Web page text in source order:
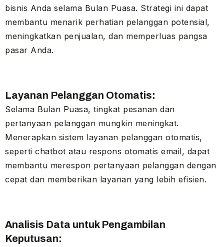
bisnis Anda selama Bulan Puasa. Strategi ini dapat
membantu menarik perhatian pelanggan potensial,
meningkatkan penjualan, dan memperluas pangsa
pasar Anda.
Layanan Pelanggan Otomatis:
Selama Bulan Puasa, tingkat pesanan dan
pertanyaan pelanggan mungkin meningkat.
Menerapkan sistem layanan pelanggan otomatis,
seperti chatbot atau respons otomatis email, dapat
membantu merespon pertanyaan pelanggan dengan
cepat dan memberikan layanan yang lebih efisien.
Analisis Data untuk Pengambilan
Keputusan: